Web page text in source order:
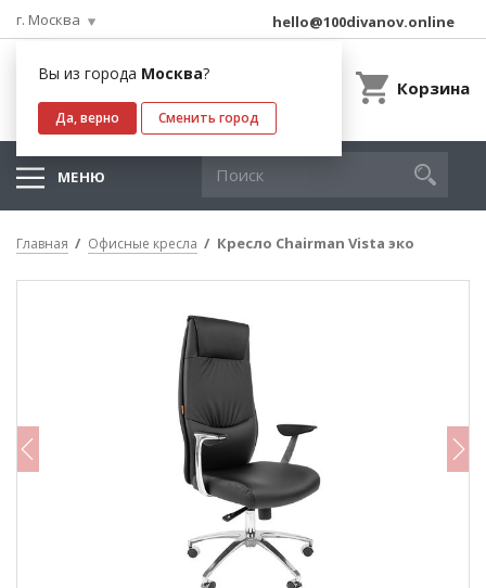
г. Москва
Вы из города Москва?
Да, верно Сменить город
hello@100divanov.online
Корзина
МЕНЮ
Главная Офисные кресла Кресло Chairman Vista эко